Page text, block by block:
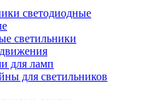
светодиодные
светильники
для ламп
для светильников